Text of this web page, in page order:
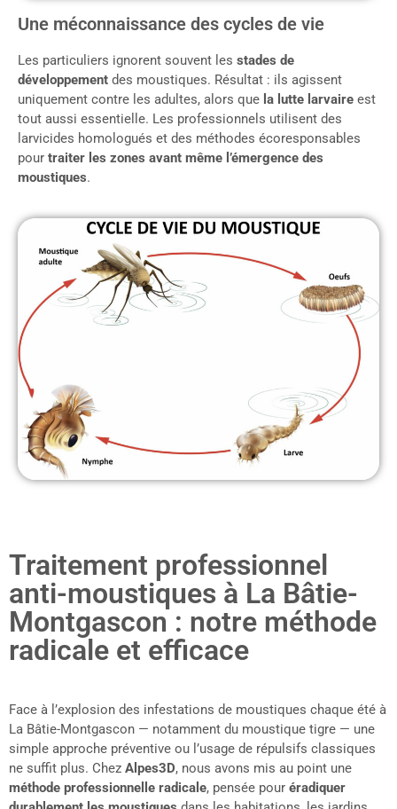
Une méconnaissance des cycles de vie
Les particuliers ignorent souvent les stades de
développement des moustiques. Résultat : ils agissent
uniquement contre les adultes, alors que la lutte larvaire est
tout aussi essentielle. Les professionnels utilisent des
larvicides homologués et des méthodes écoresponsables
pour traiter les zones avant même l’émergence des
moustiques.
Traitement professionnel
anti-moustiques à La Bâtie-
Montgascon : notre méthode
radicale et efficace
Face à l’explosion des infestations de moustiques chaque été à
La Bâtie-Montgascon — notamment du moustique tigre — une
simple approche préventive ou l’usage de répulsifs classiques
ne suffit plus. Chez Alpes3D, nous avons mis au point une
méthode professionnelle radicale, pensée pour éradiquer